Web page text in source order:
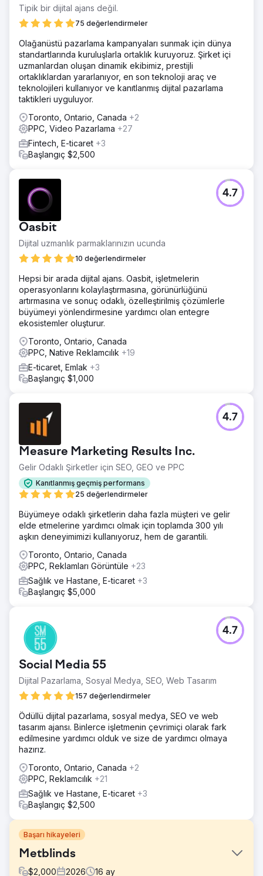
Tipik bir dijital ajans değil.
75 değerlendirmeler
Olağanüstü pazarlama kampanyaları sunmak için dünya
standartlarında kuruluşlarla ortaklık kuruyoruz. Şirket içi
uzmanlardan oluşan dinamik ekibimiz, prestijli
ortaklıklardan yararlanıyor, en son teknoloji araç ve
teknolojileri kullanıyor ve kanıtlanmış dijital pazarlama
taktikleri uyguluyor.
Toronto, Ontario, Canada +2
PPC, Video Pazarlama +27
Fintech, E-ticaret +3
Başlangıç $2,500
Oasbit
Dijital uzmanlık parmaklarınızın ucunda
10 değerlendirmeler
4.7
Hepsi bir arada dijital ajans. Oasbit, işletmelerin
operasyonlarını kolaylaştırmasına, görünürlüğünü
artırmasına ve sonuç odaklı, özelleştirilmiş çözümlerle
büyümeyi yönlendirmesine yardımcı olan entegre
ekosistemler oluşturur.
Toronto, Ontario, Canada
PPC, Native Reklamcılık +19
E-ticaret, Emlak +3
Başlangıç $1,000
Measure Marketing Results Inc.
Gelir Odaklı Şirketler için SEO, GEO ve PPC
Kanıtlanmış geçmiş performans
25 değerlendirmeler
4.7
Büyümeye odaklı şirketlerin daha fazla müşteri ve gelir
elde etmelerine yardımcı olmak için toplamda 300 yılı
aşkın deneyimimizi kullanıyoruz, hem de garantili.
Toronto, Ontario, Canada
PPC, Reklamları Görüntüle +23
Sağlık ve Hastane, E-ticaret +3
Başlangıç $5,000
Social Media 55
Dijital Pazarlama, Sosyal Medya, SEO, Web Tasarım
157 değerlendirmeler
4.7
Ödüllü dijital pazarlama, sosyal medya, SEO ve web
tasarım ajansı. Binlerce işletmenin çevrimiçi olarak fark
edilmesine yardımcı olduk ve size de yardımcı olmaya
hazırız.
Toronto, Ontario, Canada +2
PPC, Reklamcılık +21
Sağlık ve Hastane, E-ticaret +3
Başlangıç $2,500
Başarı hikayeleri
Metblinds
$2,000 2026 16 ay